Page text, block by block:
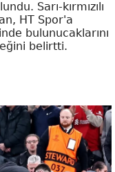
Sarı-kırmızılı
HT Spor'a
bulunucaklarını
belirtti.